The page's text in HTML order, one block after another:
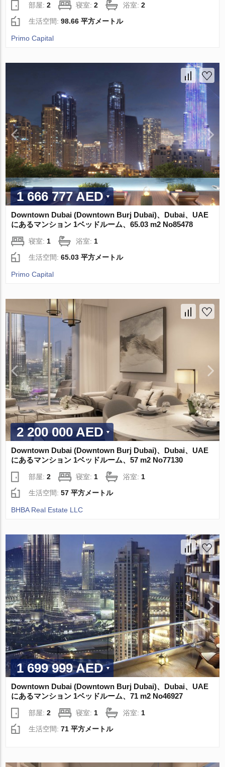
部屋:2 寝室:2 浴室:2
生活空間:98.66 平方メートル
Primo Capital
1 666 777 AED
Downtown Dubai (Downtown Burj Dubai)、Dubai、UAE
にあるマンション 1ベッドルーム、65.03 m2 No85478
寝室: 1 浴室: 1
生活空間:65.03 平方メートル
Primo Capital
2 200 000 AED
Downtown Dubai (Downtown Burj Dubai)、Dubai、UAE
にあるマンション 1ベッドルーム、57 m2 No77130
部屋:2 寝室:1 浴室:1
生活空間:57 平方メートル
BHBA Real Estate LLC
1 699 999 AED
Downtown Dubai (Downtown Burj Dubai)、Dubai、UAE
にあるマンション 1ベッドルーム、71 m2 No46927
部屋:2 寝室: 1 浴室: 1
生活空間:71 平方メートル